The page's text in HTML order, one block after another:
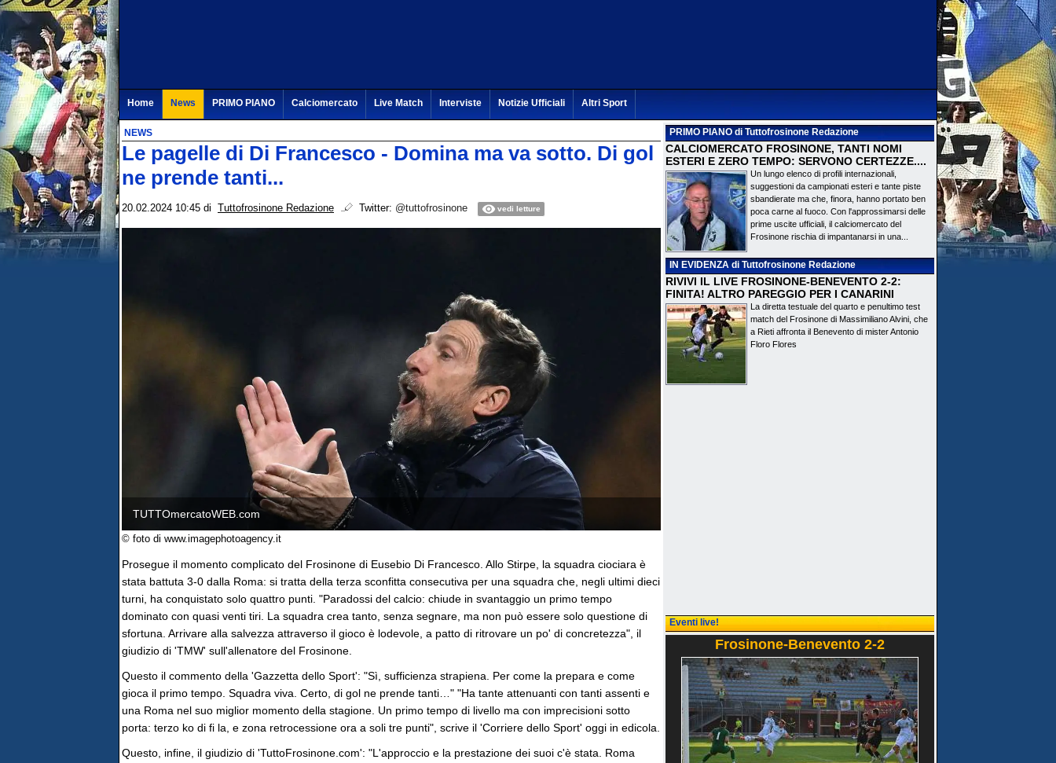
Home News PRIMO PIANO Calciomercato Live Match Interviste Notizie Ufficiali Altri Sport
NEWS
Le pagelle di Di Francesco - Domina ma va sotto. Di gol
ne prende tanti...
20.02.2024 10:45 di Tuttofrosinone Redazione Twitter: @tuttofrosinone vedi letture
TUTTOmercatoWEB.com
© foto di www.imagephotoagency.it
Prosegue il momento complicato del Frosinone di Eusebio Di Francesco. Allo Stirpe, la squadra ciociara è
stata battuta 3-0 dalla Roma: si tratta della terza sconfitta consecutiva per una squadra che, negli ultimi dieci
turni, ha conquistato solo quattro punti. "Paradossi del calcio: chiude in svantaggio un primo tempo
dominato con quasi venti tiri. La squadra crea tanto, senza segnare, ma non può essere solo questione di
sfortuna. Arrivare alla salvezza attraverso il gioco è lodevole, a patto di ritrovare un po' di concretezza", il
giudizio di 'TMW' sull'allenatore del Frosinone.
Questo il commento della 'Gazzetta dello Sport': "Sì, sufficienza strapiena. Per come la prepara e come
gioca il primo tempo. Squadra viva. Certo, di gol ne prende tanti…" "Ha tante attenuanti con tanti assenti e
una Roma nel suo miglior momento della stagione. Un primo tempo di livello ma con imprecisioni sotto
porta: terzo ko di fi la, e zona retrocessione ora a soli tre punti", scrive il 'Corriere dello Sport' oggi in edicola.
Questo, infine, il giudizio di 'TuttoFrosinone.com': "L'approccio e la prestazione dei suoi c'è stata. Roma
PRIMO PIANOdi Tuttofrosinone Redazione
CALCIOMERCATO FROSINONE, TANTI NOMI
ESTERI E ZERO TEMPO: SERVONO CERTEZZE....
Un lungo elenco di profili internazionali,
suggestioni da campionati esteri e tante piste
sbandierate ma che, finora, hanno portato ben
poca carne al fuoco. Con l'approssimarsi delle
prime uscite ufficiali, il calciomercato del
Frosinone rischia di impantanarsi in una...
IN EVIDENZAdi Tuttofrosinone Redazione
RIVIVI IL LIVE FROSINONE-BENEVENTO 2-2:
FINITA! ALTRO PAREGGIO PER I CANARINI
La diretta testuale del quarto e penultimo test
match del Frosinone di Massimiliano Alvini, che
a Rieti affronta il Benevento di mister Antonio
Floro Flores
Eventi live!
Frosinone-Benevento 2-2